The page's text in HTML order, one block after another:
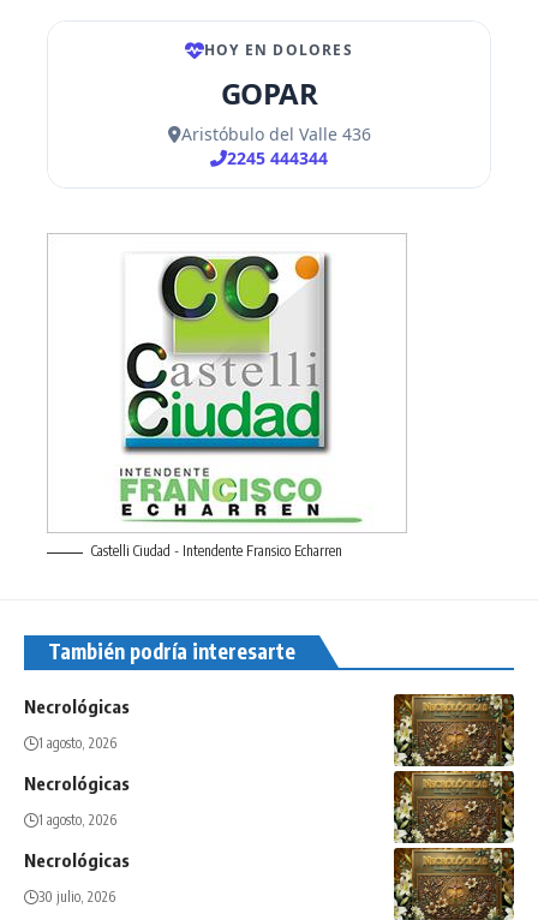
Castelli Ciudad - Intendente Fransico Echarren
También podría interesarte
Necrológicas
1 agosto, 2026
Necrológicas
1 agosto, 2026
Necrológicas
30 julio, 2026